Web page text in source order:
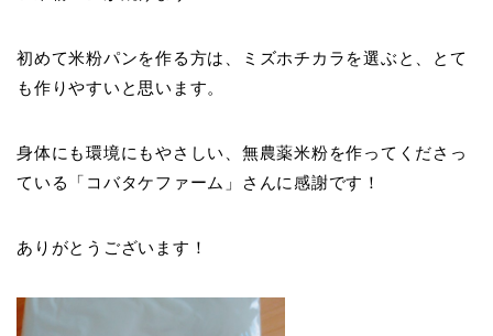
初めて米粉パンを作る方は、ミズホチカラを選ぶと、とて
も作りやすいと思います。
身体にも環境にもやさしい、無農薬米粉を作ってくださっ
ている「コバタケファーム」さんに感謝です！
ありがとうございます！